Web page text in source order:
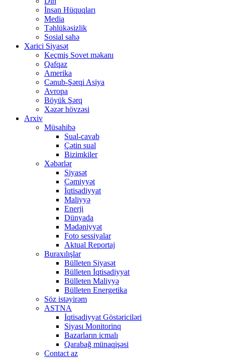
İnsan Hüquqları
Media
Təhlükəsizlik
Sosial sahə
Xarici Siyasət
Keçmiş Sovet məkanı
Qafqaz
Amerika
Cənub-Şərqi Asiya
Avropa
Böyük Şərq
Xəzər hövzəsi
Arxiv
Müsahibə
Sual-cavab
Çətin sual
Bizimkiler
Xəbərlər
Siyasət
Cəmiyyət
İqtisadiyyat
Maliyyə
Enerji
Dünyada
Mədəniyyət
Foto sessiyalar
Aktual Reportaj
Buraxılışlar
Bülleten Siyasət
Bülleten İqtisadiyyat
Bülleten Maliyyə
Bülleten Energetika
Söz istəyirəm
ASTNA
İqtisadiyyat Göstəriciləri
Siyası Monitorinq
Bazarların icmalı
Qarabağ münaqişəsi
Contact az